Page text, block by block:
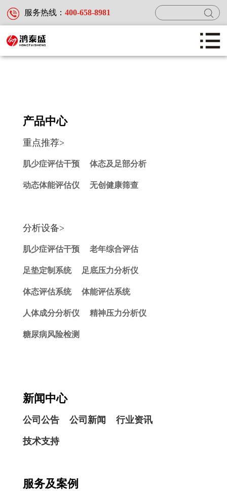
服务热线： 400-658-8981
产品中心
新闻中心
服务及案例
产品中心
重点推荐>
肌少症评估干预 体态及足部分析
动态体能评估仪 无创健康筛查
分析设备>
肌少症评估干预 老年综合评估
足垫定制系统 足底压力分析仪
体态评估系统 体能评估系统
人体成分分析仪 精神压力分析仪
糖尿病风险检测
新闻中心
公司公告 公司新闻 行业资讯
技术支持
服务及案例